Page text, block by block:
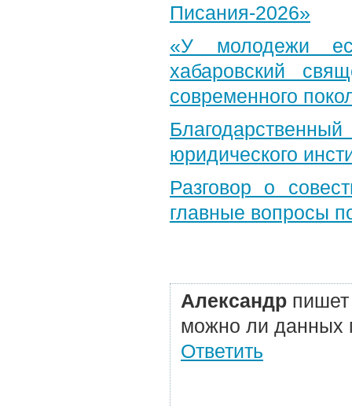
Писания-2026»
«У молодежи
хабаровский
современного
юридического
Разговор о
главные вопросы
Александр
можно ли данных
Ответить